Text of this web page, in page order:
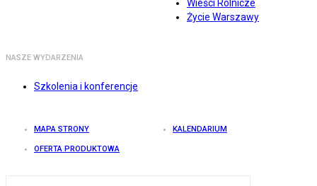
Wieści Rolnicze
Życie Warszawy
NASZE WYDARZENIA
Szkolenia i konferencje
MAPA STRONY KALENDARIUM
OFERTA PRODUKTOWA